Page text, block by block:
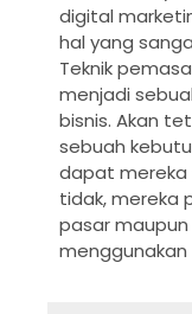
digital
hal yang
Teknik
menjadi
bisnis. Akan
sebuah
dapat mereka
tidak, mereka
pasar
menggunakan